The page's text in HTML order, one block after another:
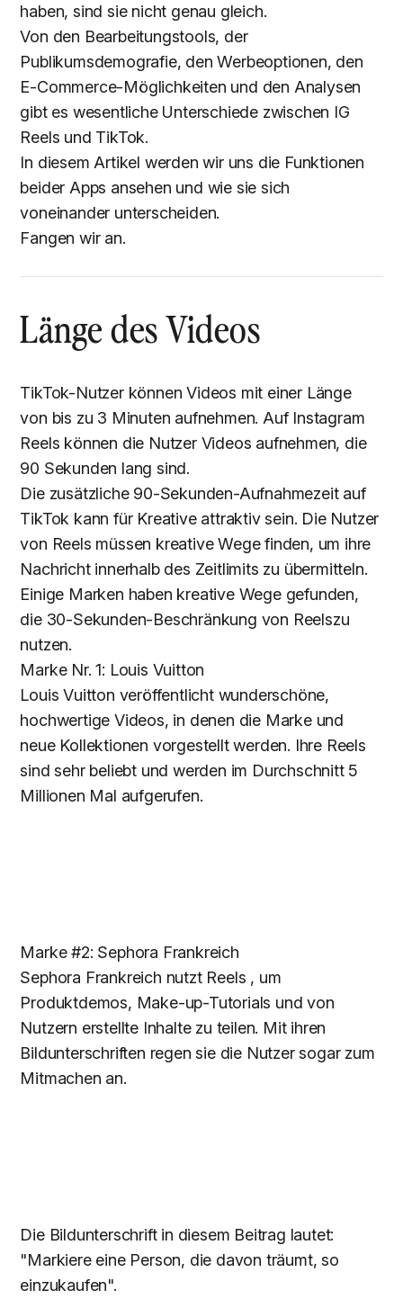
haben, sind sie nicht genau gleich.
Von den Bearbeitungstools, der
Publikumsdemografie, den Werbeoptionen, den
E-Commerce-Möglichkeiten und den Analysen
gibt es wesentliche Unterschiede zwischen IG
Reels und TikTok.
In diesem Artikel werden wir uns die Funktionen
beider Apps ansehen und wie sie sich
voneinander unterscheiden.
Fangen wir an.
Länge des Videos
TikTok-Nutzer können Videos mit einer Länge
von bis zu 3 Minuten aufnehmen. Auf Instagram
Reels können die Nutzer Videos aufnehmen, die
90 Sekunden lang sind.
Die zusätzliche 90-Sekunden-Aufnahmezeit auf
TikTok kann für Kreative attraktiv sein. Die Nutzer
von Reels müssen kreative Wege finden, um ihre
Nachricht innerhalb des Zeitlimits zu übermitteln.
Einige Marken haben kreative Wege gefunden,
die 30-Sekunden-Beschränkung von Reelszu
nutzen.
Marke Nr. 1: Louis Vuitton
Louis Vuitton veröffentlicht wunderschöne,
hochwertige Videos, in denen die Marke und
neue Kollektionen vorgestellt werden. Ihre Reels
sind sehr beliebt und werden im Durchschnitt 5
Millionen Mal aufgerufen.
Marke #2: Sephora Frankreich
Sephora Frankreich nutzt Reels , um
Produktdemos, Make-up-Tutorials und von
Nutzern erstellte Inhalte zu teilen. Mit ihren
Bildunterschriften regen sie die Nutzer sogar zum
Mitmachen an.
Die Bildunterschrift in diesem Beitrag lautet:
"Markiere eine Person, die davon träumt, so
einzukaufen".